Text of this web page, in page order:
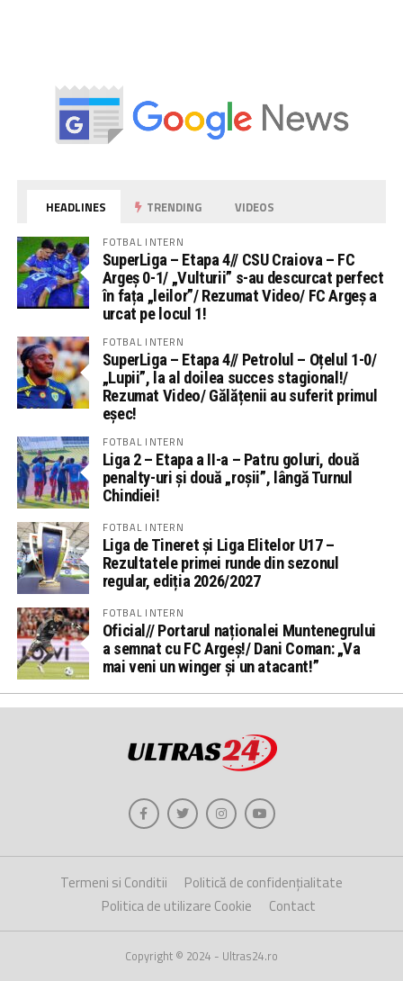
HEADLINES TRENDING VIDEOS
FOTBAL INTERN
SuperLiga – Etapa 4// CSU Craiova – FC
Argeș 0-1/ „Vulturii” s-au descurcat perfect
în fața „leilor”/ Rezumat Video/ FC Argeș a
urcat pe locul 1!
FOTBAL INTERN
SuperLiga – Etapa 4// Petrolul – Oțelul 1-0/
„Lupii”, la al doilea succes stagional!/
Rezumat Video/ Gălățenii au suferit primul
eșec!
FOTBAL INTERN
Liga 2 – Etapa a II-a – Patru goluri, două
penalty-uri și două „roșii”, lângă Turnul
Chindiei!
FOTBAL INTERN
Liga de Tineret și Liga Elitelor U17 –
Rezultatele primei runde din sezonul
regular, ediția 2026/2027
FOTBAL INTERN
Oficial// Portarul naționalei Muntenegrului
a semnat cu FC Argeș!/ Dani Coman: „Va
mai veni un winger și un atacant!”
Termeni si Conditii
Politică de confidențialitate
Politica de utilizare Cookie
Contact
Copyright © 2024 - Ultras24.ro